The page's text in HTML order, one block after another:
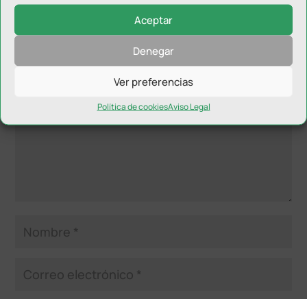
Aceptar
Denegar
Ver preferencias
Política de cookiesAviso Legal
Enviar comentario
Tu dirección de correo electrónico no será publicada.
campos obligatorios están marcados con*